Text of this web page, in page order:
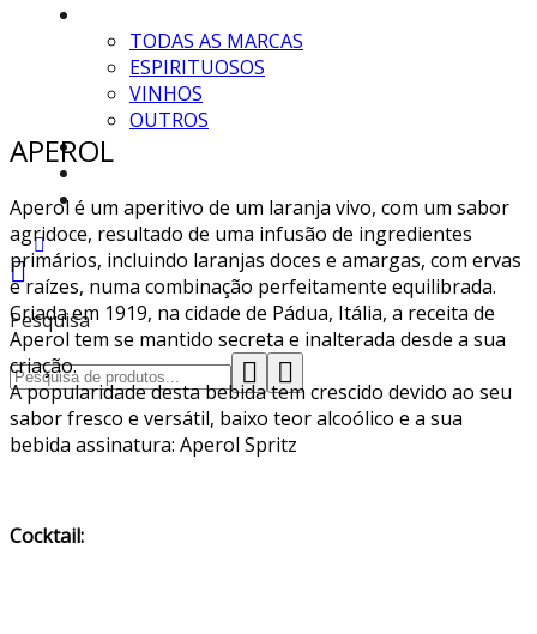
TODAS AS MARCAS
ESPIRITUOSOS
VINHOS
OUTROS
PRESS
ÁREA DE CLIENTE
Pesquisa
APEROL
Aperol é um aperitivo de um laranja vivo, com um sabor
agridoce, resultado de uma infusão de ingredientes
primários, incluindo laranjas doces e amargas, com ervas
e raízes, numa combinação perfeitamente equilibrada.
Criada em 1919, na cidade de Pádua, Itália, a receita de
Aperol tem se mantido secreta e inalterada desde a sua
criação.
A popularidade desta bebida tem crescido devido ao seu
sabor fresco e versátil, baixo teor alcoólico e a sua
bebida assinatura: Aperol Spritz
Cocktail: